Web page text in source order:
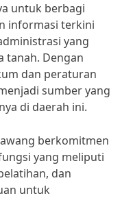
untuk berbagi
informasi terkini
yang
tanah. Dengan
dan peraturan
sumber yang
di daerah ini.
berkomitmen
yang meliputi
dan
untuk